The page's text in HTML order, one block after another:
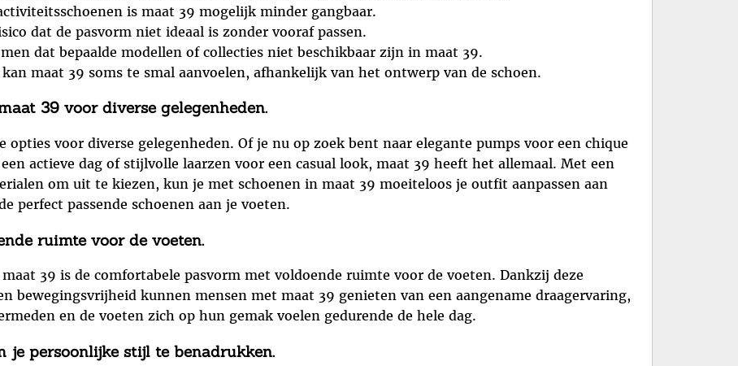
is maat 39 mogelijk minder gangbaar.
dat de pasvorm niet ideaal is zonder vooraf passen.
dat bepaalde modellen of collecties niet beschikbaar zijn in maat 39.
maat 39 soms te smal aanvoelen, afhankelijk van het ontwerp van de schoen.
39 voor diverse gelegenheden.
opties voor diverse gelegenheden. Of je nu op zoek bent naar elegante pumps voor een chique
actieve dag of stijlvolle laarzen voor een casual look, maat 39 heeft het allemaal. Met een
om uit te kiezen, kun je met schoenen in maat 39 moeiteloos je outfit aanpassen aan
perfect passende schoenen aan je voeten.
ruimte voor de voeten.
39 is de comfortabele pasvorm met voldoende ruimte voor de voeten. Dankzij deze
bewegingsvrijheid kunnen mensen met maat 39 genieten van een aangename draagervaring,
en de voeten zich op hun gemak voelen gedurende de hele dag.
je persoonlijke stijl te benadrukken.